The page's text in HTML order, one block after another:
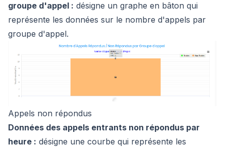
groupe d'appel : désigne un graphe en bâton qui
représente les données sur le nombre d'appels par
groupe d'appel.
Appels non répondus
Données des appels entrants non répondus par
heure : désigne une courbe qui représente les